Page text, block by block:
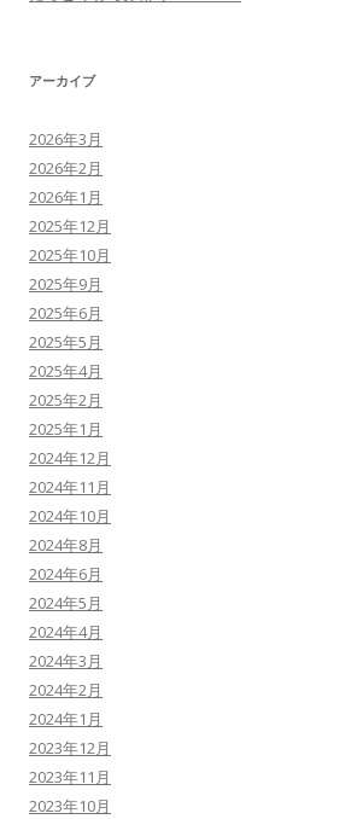
アーカイブ
2026年3月
2026年2月
2026年1月
2025年12月
2025年10月
2025年9月
2025年6月
2025年5月
2025年4月
2025年2月
2025年1月
2024年12月
2024年11月
2024年10月
2024年8月
2024年6月
2024年5月
2024年4月
2024年3月
2024年2月
2024年1月
2023年12月
2023年11月
2023年10月